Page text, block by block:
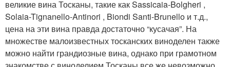
великие вина Тосканы, такие как Sassicaia-Bolgheri ,
Solaia-Tignanello-Antinori , Biondi Santi-Brunello и т.д.,
цена на эти вина правда достаточно “кусачая”. На
множестве малоизвестных тосканских виноделен также
можно найти грандиозные вина, однако при грамотном